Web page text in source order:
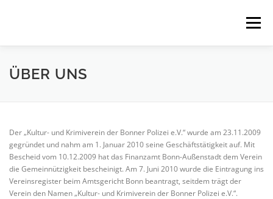
Menü
HOME KOMMENDES
IMPRESSUM
ÜBER UNS
Der „Kultur- und Krimiverein der Bonner Polizei e.V.“ wurde am 23.11.2009
gegründet und nahm am 1. Januar 2010 seine Geschäftstätigkeit auf. Mit
Bescheid vom 10.12.2009 hat das Finanzamt Bonn-Außenstadt dem Verein
die Gemeinnützigkeit bescheinigt. Am 7. Juni 2010 wurde die Eintragung ins
Vereinsregister beim Amtsgericht Bonn beantragt, seitdem trägt der
Verein den Namen „Kultur- und Krimiverein der Bonner Polizei e.V.“.